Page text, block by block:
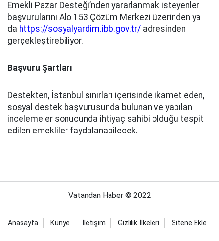
Emekli Pazar Desteği’nden yararlanmak isteyenler
başvurularını Alo 153 Çözüm Merkezi üzerinden ya
da https://sosyalyardim.ibb.gov.tr/ adresinden
gerçekleştirebiliyor.
Başvuru Şartları
Destekten, İstanbul sınırları içerisinde ikamet eden,
sosyal destek başvurusunda bulunan ve yapılan
incelemeler sonucunda ihtiyaç sahibi olduğu tespit
edilen emekliler faydalanabilecek.
Vatandan Haber © 2022
Anasayfa Künye İletişim Gizlilik İlkeleri Sitene Ekle